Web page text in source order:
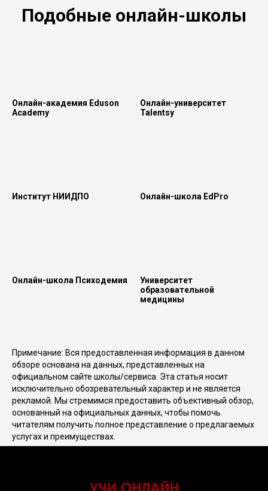
Подобные онлайн-школы
Онлайн-академия Eduson
Academy
Онлайн-университет
Talentsy
Институт НИИДПО Онлайн-школа EdPro
Онлайн-школа Психодемия
Университет
образовательной
медицины
Примечание: Вся предоставленная информация в данном
обзоре основана на данных, представленных на
официальном сайте школы/сервиса. Эта статья носит
исключительно обозревательный характер и не является
рекламой. Мы стремимся предоставить объективный обзор,
основанный на официальных данных, чтобы помочь
читателям получить полное представление о предлагаемых
услугах и преимуществах.